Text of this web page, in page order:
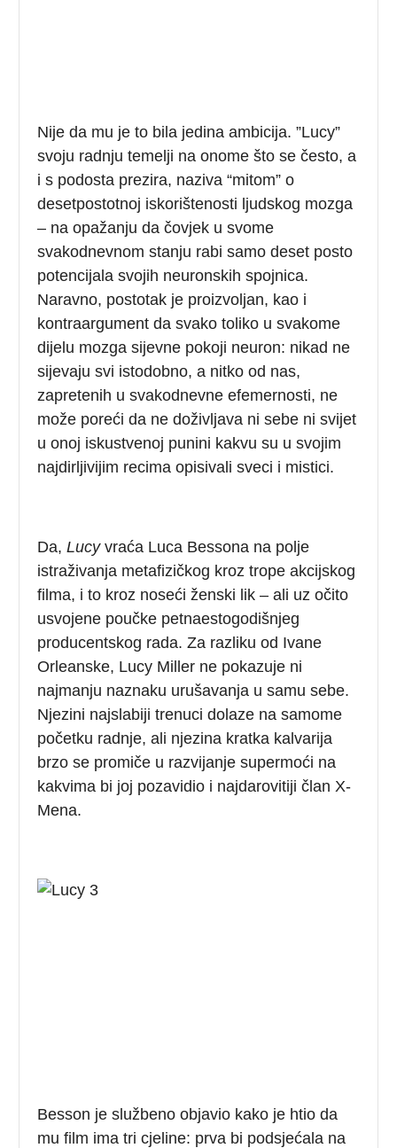
Nije da mu je to bila jedina ambicija. ”Lucy”
svoju radnju temelji na onome što se često, a
i s podosta prezira, naziva “mitom” o
desetpostotnoj iskorištenosti ljudskog mozga
– na opažanju da čovjek u svome
svakodnevnom stanju rabi samo deset posto
potencijala svojih neuronskih spojnica.
Naravno, postotak je proizvoljan, kao i
kontraargument da svako toliko u svakome
dijelu mozga sijevne pokoji neuron: nikad ne
sijevaju svi istodobno, a nitko od nas,
zapretenih u svakodnevne efemernosti, ne
može poreći da ne doživljava ni sebe ni svijet
u onoj iskustvenoj punini kakvu su u svojim
najdirljivijim recima opisivali sveci i mistici.
Da,Lucyvraća Luca Bessona na polje
istraživanja metafizičkog kroz trope akcijskog
filma, i to kroz noseći ženski lik – ali uz očito
usvojene poučke petnaestogodišnjeg
producentskog rada. Za razliku od Ivane
Orleanske, Lucy Miller ne pokazuje ni
najmanju naznaku urušavanja u samu sebe.
Njezini najslabiji trenuci dolaze na samome
početku radnje, ali njezina kratka kalvarija
brzo se promiče u razvijanje supermoći na
kakvima bi joj pozavidio i najdarovitiji član X-
Mena.
Besson je službeno objavio kako je htio da
mu film ima tri cjeline: prva bi podsjećala na